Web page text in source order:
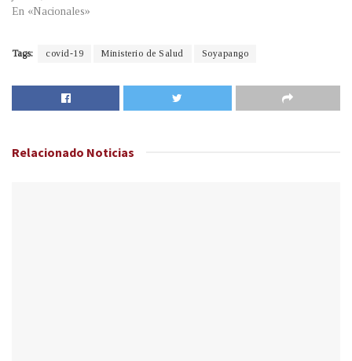
En «Nacionales»
Tags: covid-19 Ministerio de Salud Soyapango
Relacionado Noticias